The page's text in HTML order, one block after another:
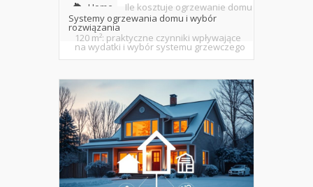
Home
Systemy ogrzewania domu i wybór
rozwiązania
Ile kosztuje ogrzewanie domu
120 m²: praktyczne czynniki wpływające
na wydatki i wybór systemu grzewczego